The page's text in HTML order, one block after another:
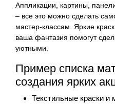
Аппликации, картины,
– все это можно сделать
мастер-классам. Яркие
ваша фантазия помогут
уютными.
Пример списка
создания ярких
Текстильные краски и